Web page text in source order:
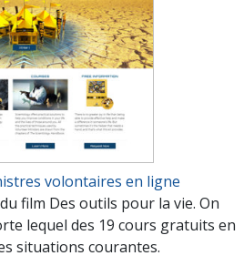
volontaires en ligne
film Des outils pour la vie. On
lequel des 19 cours gratuits en
situations courantes.